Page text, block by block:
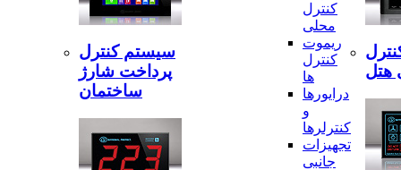
سیستم کنترل
پرداخت شارژ
ساختمان
کنترل
محلی
ریموت
کنترل
ها
درایورها
و
کنترلرها
تجهیزات
جانبی
هتل